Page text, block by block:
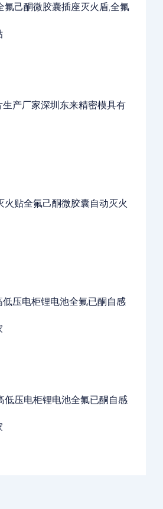
氟己酮微胶囊插座灭火盾,全氟
产厂家深圳东来精密模具有
火贴全氟己酮微胶囊自动灭火
压电柜锂电池全氟已酮自感
低压电柜锂电池全氟已酮自感